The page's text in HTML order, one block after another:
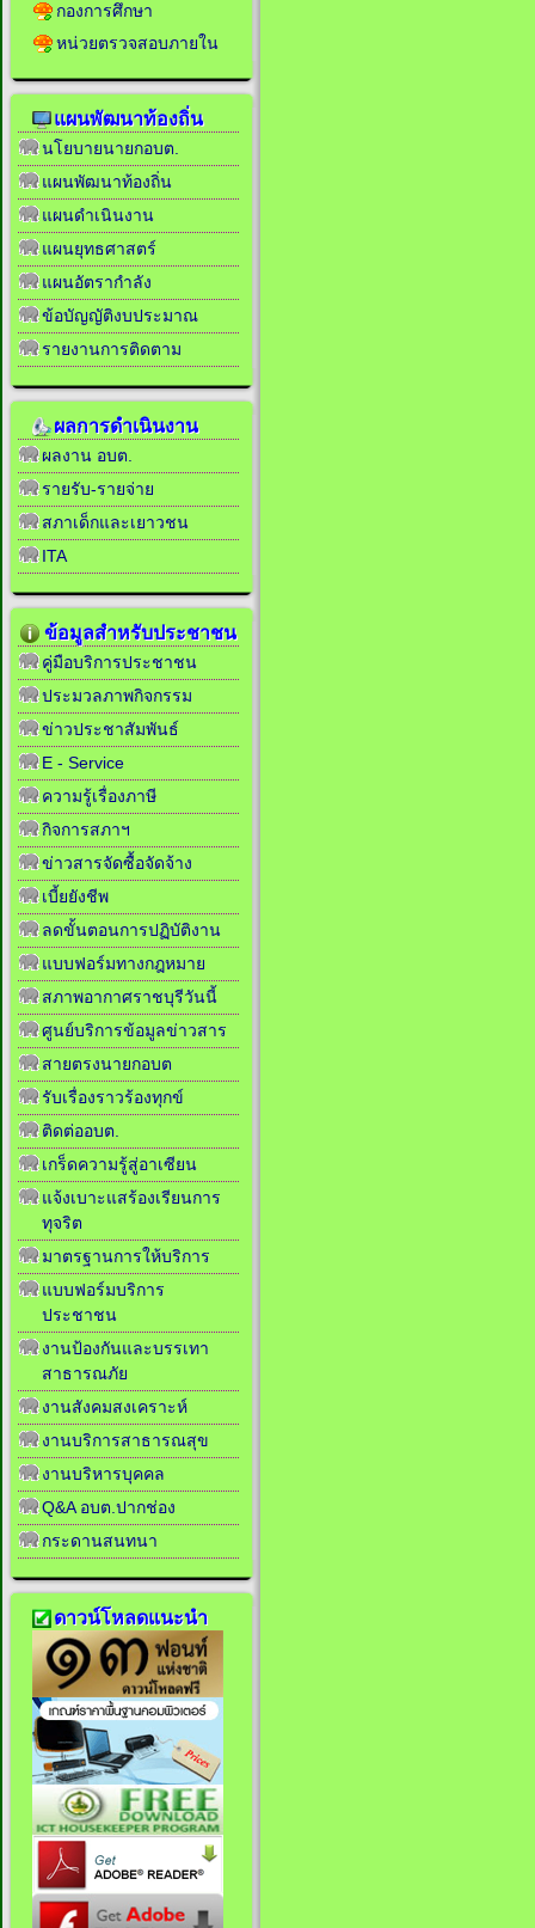
กองการศึกษา
หน่วยตรวจสอบภายใน
แผนพัฒนาท้องถิ่น
นโยบายนายกอบต.
แผนพัฒนาท้องถิ่น
แผนดำเนินงาน
แผนยุทธศาสตร์
แผนอัตรากำลัง
ข้อบัญญัติงบประมาณ
รายงานการติดตาม
ผลการดำเนินงาน
ผลงาน อบต.
รายรับ-รายจ่าย
สภาเด็กและเยาวชน
ITA
ข้อมูลสำหรับประชาชน
คู่มือบริการประชาชน
ประมวลภาพกิจกรรม
ข่าวประชาสัมพันธ์
E - Service
ความรู้เรื่องภาษี
กิจการสภาฯ
ข่าวสารจัดซื้อจัดจ้าง
เบี้ยยังชีพ
ลดขั้นตอนการปฏิบัติงาน
แบบฟอร์มทางกฎหมาย
สภาพอากาศราชบุรีวันนี้
ศูนย์บริการข้อมูลข่าวสาร
สายตรงนายกอบต
รับเรื่องราวร้องทุกข์
ติดต่ออบต.
เกร็ดความรู้สู่อาเซียน
แจ้งเบาะแสร้องเรียนการ
ทุจริต
มาตรฐานการให้บริการ
แบบฟอร์มบริการ
ประชาชน
งานป้องกันและบรรเทา
สาธารณภัย
งานสังคมสงเคราะห์
งานบริการสาธารณสุข
งานบริหารบุคคล
Q&A อบต.ปากช่อง
กระดานสนทนา
ดาวน์โหลดแนะนำ